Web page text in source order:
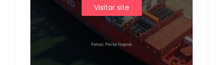
Visitar site